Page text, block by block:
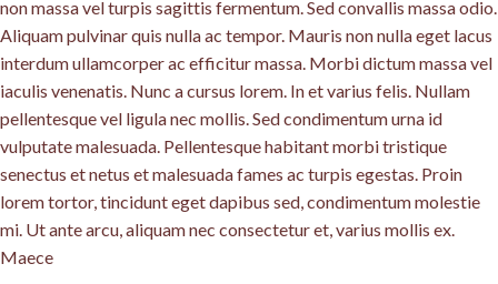
non massa vel turpis sagittis fermentum. Sed convallis massa odio.
Aliquam pulvinar quis nulla ac tempor. Mauris non nulla eget lacus
interdum ullamcorper ac efficitur massa. Morbi dictum massa vel
iaculis venenatis. Nunc a cursus lorem. In et varius felis. Nullam
pellentesque vel ligula nec mollis. Sed condimentum urna id
vulputate malesuada. Pellentesque habitant morbi tristique
senectus et netus et malesuada fames ac turpis egestas. Proin
lorem tortor, tincidunt eget dapibus sed, condimentum molestie
mi. Ut ante arcu, aliquam nec consectetur et, varius mollis ex.
Maece